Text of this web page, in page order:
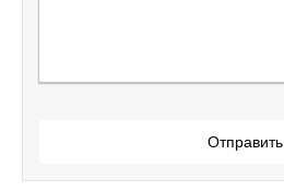
Отправить